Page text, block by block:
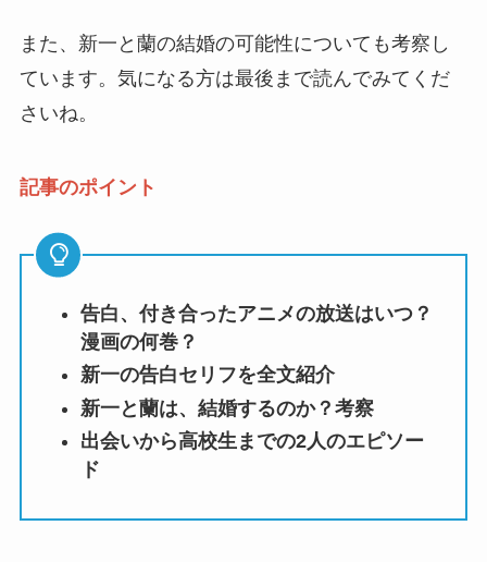
また、新一と蘭の結婚の可能性についても考察し
ています。気になる方は最後まで読んでみてくだ
さいね。
記事のポイント
告白、付き合ったアニメの放送はいつ？
漫画の何巻？
新一の告白セリフを全文紹介
新一と蘭は、結婚するのか？考察
出会いから高校生までの2人のエピソー
ド